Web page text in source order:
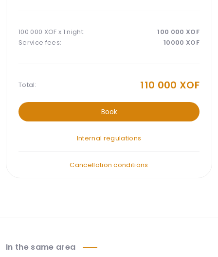
100 000 XOF x 1 night: 100 000 XOF
Service fees:
10000 XOF
Total: 110 000 XOF
Book
Internal regulations
Cancellation conditions
In the same area